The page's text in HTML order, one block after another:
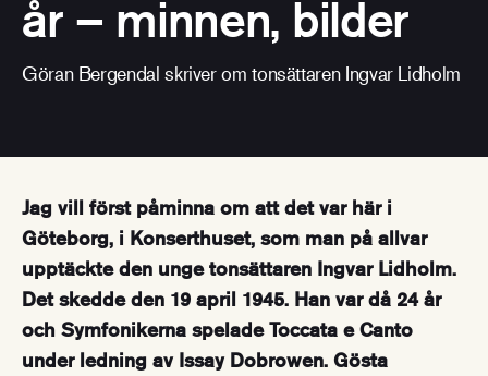
år – minnen, bilder
Göran Bergendal skriver om tonsättaren Ingvar Lidholm
Jag vill först påminna om att det var här i
Göteborg, i Konserthuset, som man på allvar
upptäckte den unge tonsättaren Ingvar Lidholm.
Det skedde den 19 april 1945. Han var då 24 år
och Symfonikerna spelade Toccata e Canto
under ledning av Issay Dobrowen. Gösta